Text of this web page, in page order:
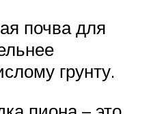
почва для
грунту.